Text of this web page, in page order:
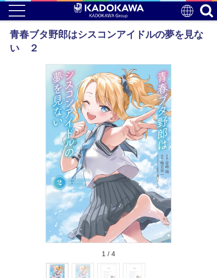
青春ブタ野郎はシスコンアイドルの夢を見な
い ２
1 / 4